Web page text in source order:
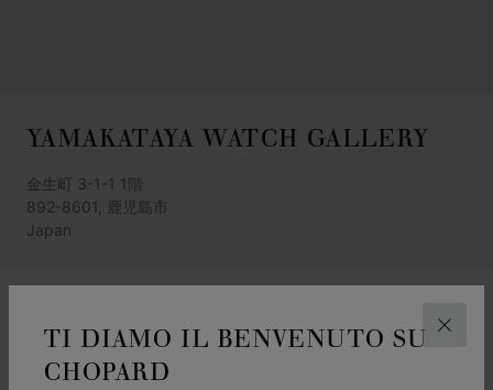
TI DIAMO IL BENVENUTO SU
CHOPARD
YAMAKATAYA WATCH GALLERY
金生町 3-1-1 1階
892-8601, 鹿児島市
Japan
OTTIENI INDICAZIONI
CATEGORIE